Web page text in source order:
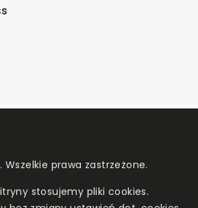
prawa zastrzeżone.
stosujemy pliki cookies.